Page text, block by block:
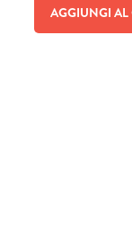
AGGIUNGI AL